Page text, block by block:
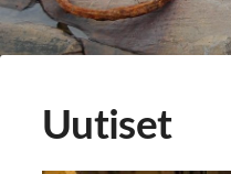
Uutiset